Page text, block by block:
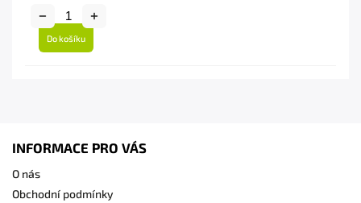
Do košíku
INFORMACE PRO VÁS
O nás
Obchodní podmínky